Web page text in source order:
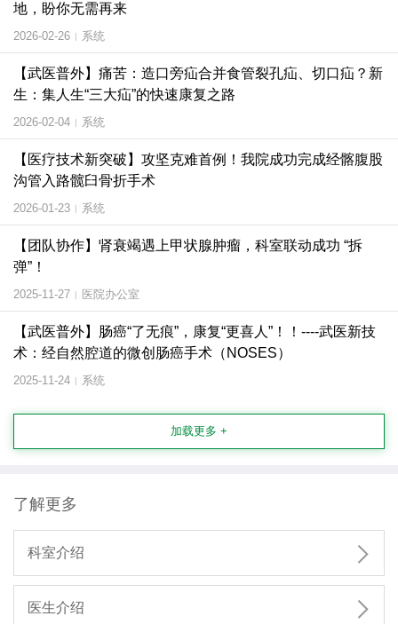
地，盼你无需再来
2026-02-26 | 系统
【武医普外】痛苦：造口旁疝合并食管裂孔疝、切口疝？新
生：集人生“三大疝”的快速康复之路
2026-02-04 | 系统
【医疗技术新突破】攻坚克难首例！我院成功完成经髂腹股
沟管入路髋臼骨折手术
2026-01-23 | 系统
【团队协作】肾衰竭遇上甲状腺肿瘤，科室联动成功 “拆
弹”！
2025-11-27 | 医院办公室
【武医普外】肠癌“了无痕”，康复“更喜人”！！----武医新技
术：经自然腔道的微创肠癌手术（NOSES）
2025-11-24 | 系统
加载更多 +
了解更多
科室介绍 
医生介绍 